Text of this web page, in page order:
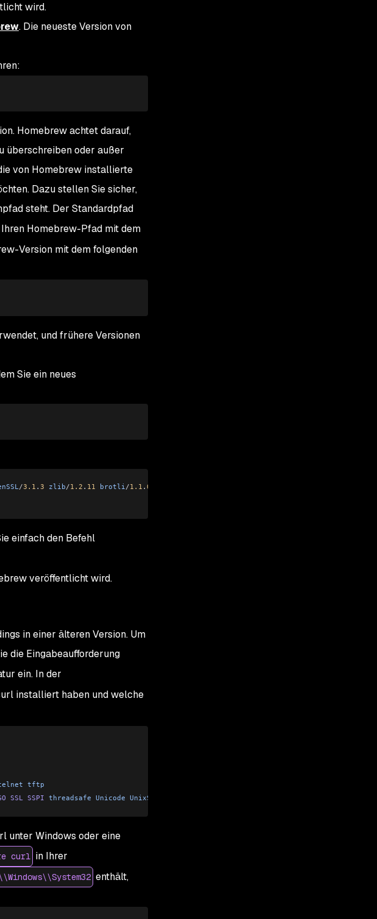
wird.
. Die neueste Version von
Homebrew achtet darauf,
überschreiben oder außer
von Homebrew installierte
Dazu stellen Sie sicher,
steht. Der Standardpfad
Ihren Homebrew-Pfad mit dem
Version mit dem folgenden
und frühere Versionen
Sie ein neues
/3.1 . 3 zlib/1.2 . 11 brotli/1.1 . 0
einfach den Befehl
veröffentlicht wird.
in einer älteren Version. Um
die Eingabeaufforderung
ein. In der
installiert haben und welche
tftp
SSL SSPI threadsafe Unicode UnixSockets
unter Windows oder eine
curl in Ihrer
enthält,